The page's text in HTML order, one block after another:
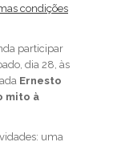
condições
participar
dia 28, às
Ernesto
mito à
uma